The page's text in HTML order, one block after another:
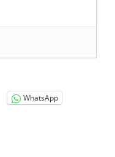
Rohia. Părintele
la 102 ani
tot mai
WhatsApp